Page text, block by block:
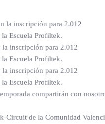
la inscripción para 2.012
Escuela Profiltek.
inscripción para 2.012
Escuela Profiltek.
inscripción para 2.012
Escuela Profiltek.
compartirán con
Circuit de la Comunidad